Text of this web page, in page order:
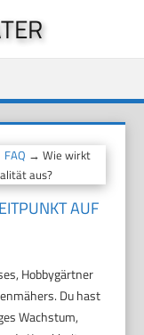
FAQ → Wie wirkt
aus?
AUF
Hobbygärtner
Du hast
Wachstum,